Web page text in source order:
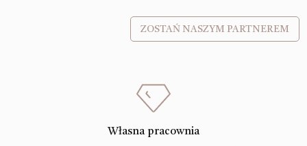
ZOSTAŃ NASZYM PARTNEREM
Własna pracownia